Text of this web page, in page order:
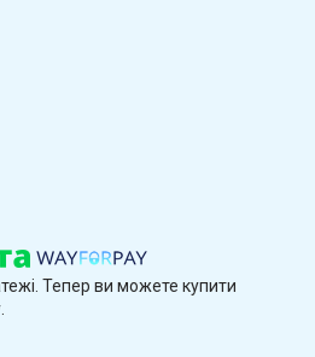
Тепер ви можете купити